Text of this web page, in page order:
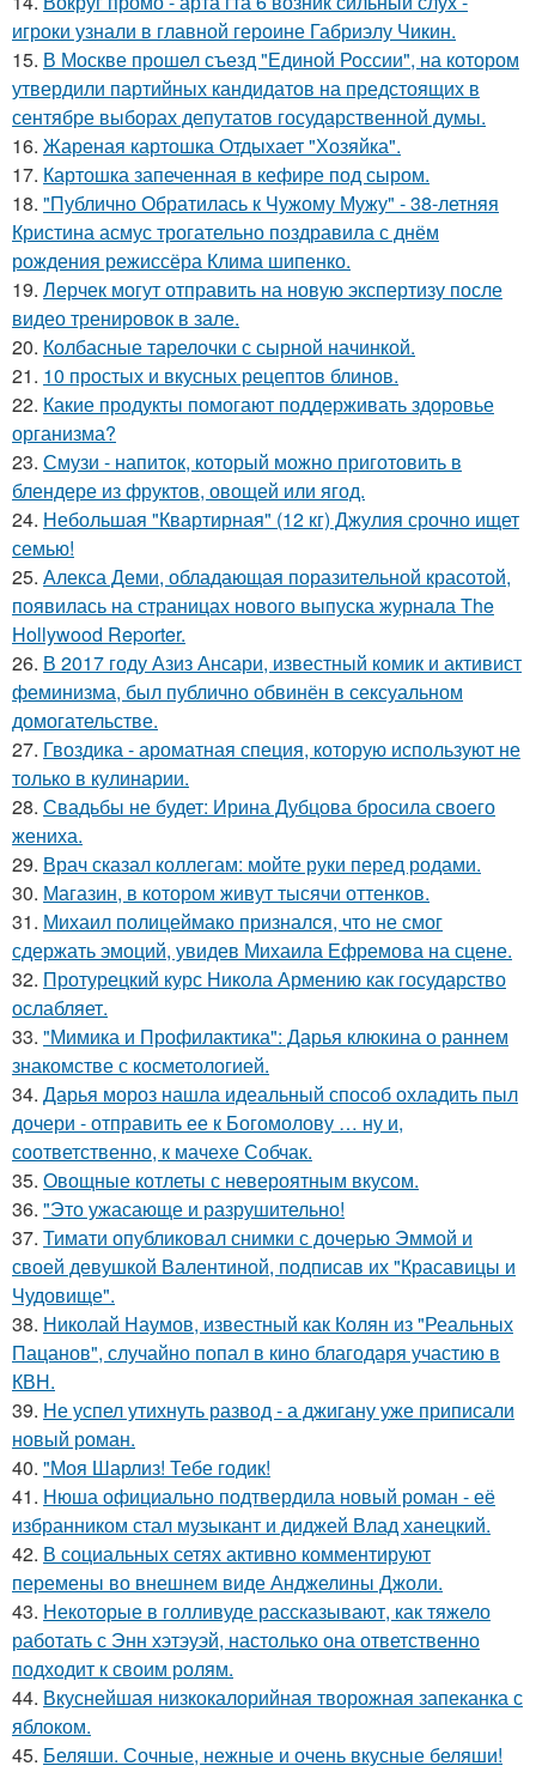
игроки узнали в главной героине Габриэлу Чикин.
15. В Москве прошел съезд "Единой России", на котором
утвердили партийных кандидатов на предстоящих в
сентябре выборах депутатов государственной думы.
16. Жареная картошка Отдыхает "Хозяйка".
17. Картошка запеченная в кефире под сыром.
18. "Публично Обратилась к Чужому Мужу" - 38-летняя
Кристина асмус трогательно поздравила с днём
рождения режиссёра Клима шипенко.
19. Лерчек могут отправить на новую экспертизу после
видео тренировок в зале.
20. Колбасные тарелочки с сырной начинкой.
21. 10 простых и вкусных рецептов блинов.
22. Какие продукты помогают поддерживать здоровье
организма?
23. Смузи - напиток, который можно приготовить в
блендере из фруктов, овощей или ягод.
24. Небольшая "Квартирная" (12 кг) Джулия срочно ищет
семью!
25. Алекса Деми, обладающая поразительной красотой,
появилась на страницах нового выпуска журнала The
Hollywood Reporter.
26. В 2017 году Азиз Ансари, известный комик и активист
феминизма, был публично обвинён в сексуальном
домогательстве.
27. Гвоздика - ароматная специя, которую используют не
только в кулинарии.
28. Свадьбы не будет: Ирина Дубцова бросила своего
жениха.
29. Врач сказал коллегам: мойте руки перед родами.
30. Магазин, в котором живут тысячи оттенков.
31. Михаил полицеймако признался, что не смог
сдержать эмоций, увидев Михаила Ефремова на сцене.
32. Протурецкий курс Никола Армению как государство
ослабляет.
33. "Мимика и Профилактика": Дарья клюкина о раннем
знакомстве с косметологией.
34. Дарья мороз нашла идеальный способ охладить пыл
дочери - отправить ее к Богомолову … ну и,
соответственно, к мачехе Собчак.
35. Овощные котлеты с невероятным вкусом.
36. "Это ужасающе и разрушительно!
37. Тимати опубликовал снимки с дочерью Эммой и
своей девушкой Валентиной, подписав их "Красавицы и
Чудовище".
38. Николай Наумов, известный как Колян из "Реальных
Пацанов", случайно попал в кино благодаря участию в
КВН.
39. Не успел утихнуть развод - а джигану уже приписали
новый роман.
40. "Моя Шарлиз! Тебе годик!
41. Нюша официально подтвердила новый роман - её
избранником стал музыкант и диджей Влад ханецкий.
42. В социальных сетях активно комментируют
перемены во внешнем виде Анджелины Джоли.
43. Некоторые в голливуде рассказывают, как тяжело
работать с Энн хэтэуэй, настолько она ответственно
подходит к своим ролям.
44. Вкуснейшая низкокалорийная творожная запеканка с
яблоком.
45. Беляши. Сочные, нежные и очень вкусные беляши!